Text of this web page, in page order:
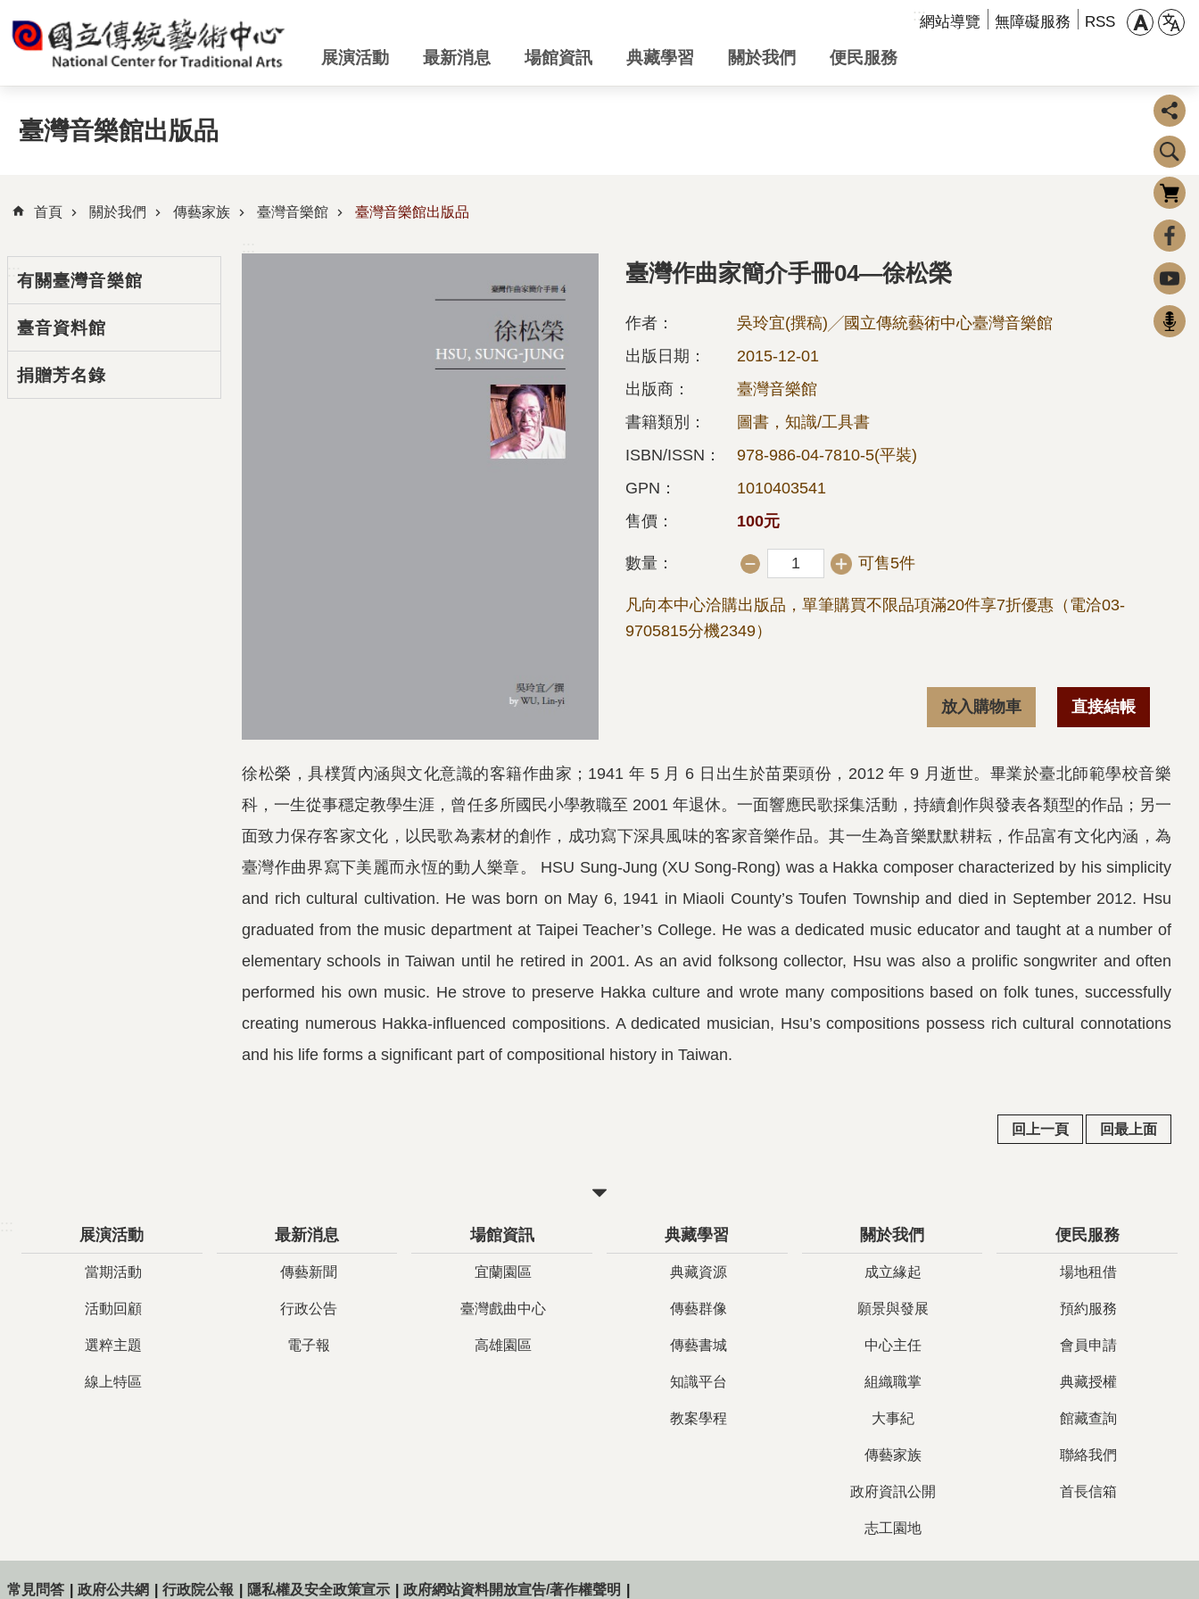
跳到主要內容區塊 :::網站導覽 無障礙服務 RSS
展演活動 最新消息 場館資訊 典藏學習 關於我們 便民服務
臺灣音樂館出版品
首頁 關於我們 傳藝家族 臺灣音樂館 臺灣音樂館出版品
:::有關臺灣音樂館
臺音資料館
捐贈芳名錄
臺灣作曲家簡介手冊04—徐松榮
作者：
吳玲宜(撰稿)╱國立傳統藝術中心臺灣音樂館
出版日期：
2015-12-01
出版商：
臺灣音樂館
書籍類別：
圖書，知識/工具書
ISBN/ISSN：
978-986-04-7810-5(平裝)
GPN：
1010403541
售價：
100元
數量： 可售5件
凡向本中心洽購出版品，單筆購買不限品項滿20件享7折優惠（電洽03-
9705815分機2349）
放入購物車 直接結帳
徐松榮，具樸質內涵與文化意識的客籍作曲家；1941 年 5 月 6 日出生於苗栗頭份，2012 年 9 月逝世。畢業於臺北師範學校音樂
科，一生從事穩定教學生涯，曾任多所國民小學教職至 2001 年退休。一面響應民歌採集活動，持續創作與發表各類型的作品；另一
面致力保存客家文化，以民歌為素材的創作，成功寫下深具風味的客家音樂作品。其一生為音樂默默耕耘，作品富有文化內涵，為
臺灣作曲界寫下美麗而永恆的動人樂章。 HSU Sung-Jung (XU Song-Rong) was a Hakka composer characterized by his simplicity
and rich cultural cultivation. He was born on May 6, 1941 in Miaoli County’s Toufen Township and died in September 2012. Hsu
graduated from the music department at Taipei Teacher’s College. He was a dedicated music educator and taught at a number of
elementary schools in Taiwan until he retired in 2001. As an avid folksong collector, Hsu was also a prolific songwriter and often
performed his own music. He strove to preserve Hakka culture and wrote many compositions based on folk tunes, successfully
creating numerous Hakka-influenced compositions. A dedicated musician, Hsu’s compositions possess rich cultural connotations
and his life forms a significant part of compositional history in Taiwan.
回上一頁 回最上面
展演活動
當期活動
活動回顧
選粹主題
線上特區
最新消息
傳藝新聞
行政公告
電子報
場館資訊
宜蘭園區
臺灣戲曲中心
高雄園區
典藏學習
典藏資源
傳藝群像
傳藝書城
知識平台
教案學程
關於我們
成立緣起
願景與發展
中心主任
組織職掌
大事紀
傳藝家族
政府資訊公開
志工園地
便民服務
場地租借
預約服務
會員申請
典藏授權
館藏查詢
聯絡我們
首長信箱
常見問答 政府公共網 行政院公報 隱私權及安全政策宣示 政府網站資料開放宣告/著作權聲明